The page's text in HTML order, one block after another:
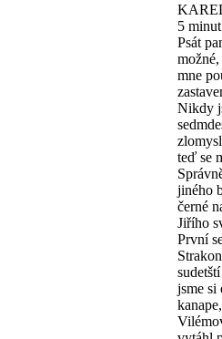
5
Psát
mne
Nikdy
teď se
jiného
černé
Jiřího
První
jsme si